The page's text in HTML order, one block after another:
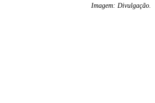
Imagem: Divulgação.